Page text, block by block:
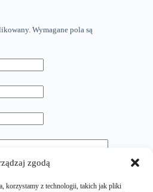
zgodą
korzystamy z technologii, takich jak pliki
Wymagane pola są